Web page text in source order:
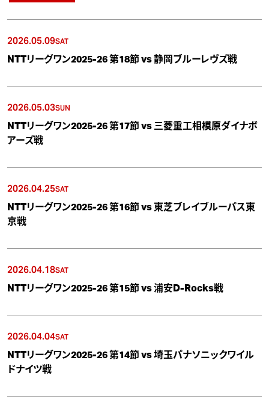
2026.05.09SAT
NTTリーグワン2025-26 第18節 vs 静岡ブルーレヴズ戦
2026.05.03SUN
NTTリーグワン2025-26 第17節 vs 三菱重工相模原ダイナボ
アーズ戦
2026.04.25SAT
NTTリーグワン2025-26 第16節 vs 東芝ブレイブルーパス東
京戦
2026.04.18SAT
NTTリーグワン2025-26 第15節 vs 浦安D-Rocks戦
2026.04.04SAT
NTTリーグワン2025-26 第14節 vs 埼玉パナソニックワイル
ドナイツ戦